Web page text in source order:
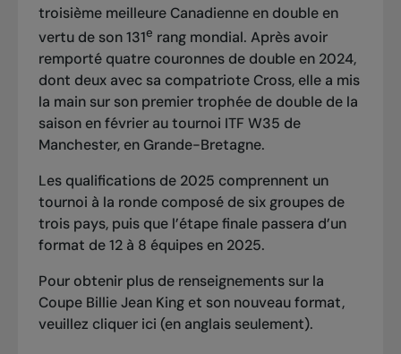
troisième meilleure Canadienne en double en
vertu de son 131e rang mondial. Après avoir
remporté quatre couronnes de double en 2024,
dont deux avec sa compatriote Cross, elle a mis
la main sur son premier trophée de double de la
saison en févrierau tournoi ITF W35 de
Manchester, en Grande-Bretagne.
Les qualifications de 2025 comprennent un
tournoi à la ronde composé de six groupes de
trois pays, puis que l’étape finale passera d’un
format de 12 à 8 équipes en 2025.
Pour obtenir plus de renseignements sur la
Coupe Billie Jean King et son nouveau format,
veuillez cliquer ici (en anglais seulement).